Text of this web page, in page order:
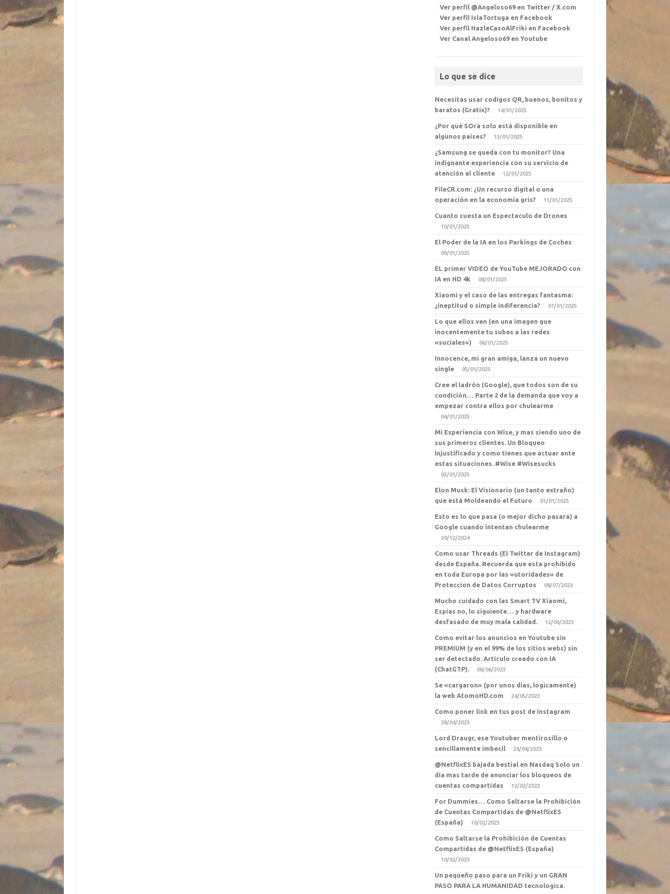
Ver perfil @Angeloso69 en Twitter / X.com
Ver perfil IslaTortuga en Facebook
Ver perfil HazleCasoAlFriki en Facebook
Ver Canal Angeloso69 en Youtube
Lo que se dice
Necesitas usar codigos QR, buenos, bonitos y
baratos (Gratix)?
14/01/2025
¿Por qué SOra solo está disponible en
algunos países?
13/01/2025
¿Samsung se queda con tu monitor? Una
indignante experiencia con su servicio de
atención al cliente
12/01/2025
FileCR.com: ¿Un recurso digital o una
operación en la economía gris?
11/01/2025
Cuanto cuesta un Espectaculo de Drones
10/01/2025
El Poder de la IA en los Parkings de Coches
09/01/2025
EL primer VIDEO de YouTube MEJORADO con
IA en HD 4k
08/01/2025
Xiaomi y el caso de las entregas fantasma:
¿ineptitud o simple indiferencia?
07/01/2025
Lo que ellos ven (en una imagen que
inocentemente tu subes a las redes
«suciales»)
06/01/2025
Innocence, mi gran amiga, lanza un nuevo
single
05/01/2025
Cree el ladrón (Google), que todos son de su
condición… Parte 2 de la demanda que voy a
empezar contra ellos por chulearme
04/01/2025
Mi Experiencia con Wise, y mas siendo uno de
sus primeros clientes. Un Bloqueo
Injustificado y como tienes que actuar ante
estas situaciones. #Wise #Wisesucks
02/01/2025
Elon Musk: El Visionario (un tanto extraño)
que está Moldeando el Futuro
01/01/2025
Esto es lo que pasa (o mejor dicho pasara) a
Google cuando intentan chulearme
29/12/2024
Como usar Threads (El Twitter de Instagram)
desde España. Recuerda que esta prohibido
en toda Europa por las «utoridades» de
Proteccion de Datos Corruptos
08/07/2023
Mucho cuidado con las Smart TV Xiaomi,
Espias no, lo siguiente… y hardware
desfasado de muy mala calidad.
12/06/2023
Como evitar los anuncios en Youtube sin
PREMIUM (y en el 99% de los sitios webs) sin
ser detectado. Articulo creado con IA
(ChatGTP).
08/06/2023
Se «cargaron» (por unos dias, logicamente)
la web AtomoHD.com
24/05/2023
Como poner link en tus post de Instagram
28/04/2023
Lord Draugr, ese Youtuber mentirosillo o
sencillamente imbecil
26/04/2023
@NetflixES bajada bestial en Nasdaq Solo un
dia mas tarde de anunciar los bloqueos de
cuentas compartidas
12/02/2023
For Dummies… Como Saltarse la Prohibición
de Cuentas Compartidas de @NetflixES
(España)
10/02/2023
Como Saltarse la Prohibición de Cuentas
Compartidas de @NetflixES (España)
10/02/2023
Un pequeño paso para un Friki y un GRAN
PASO PARA LA HUMANIDAD tecnologica.